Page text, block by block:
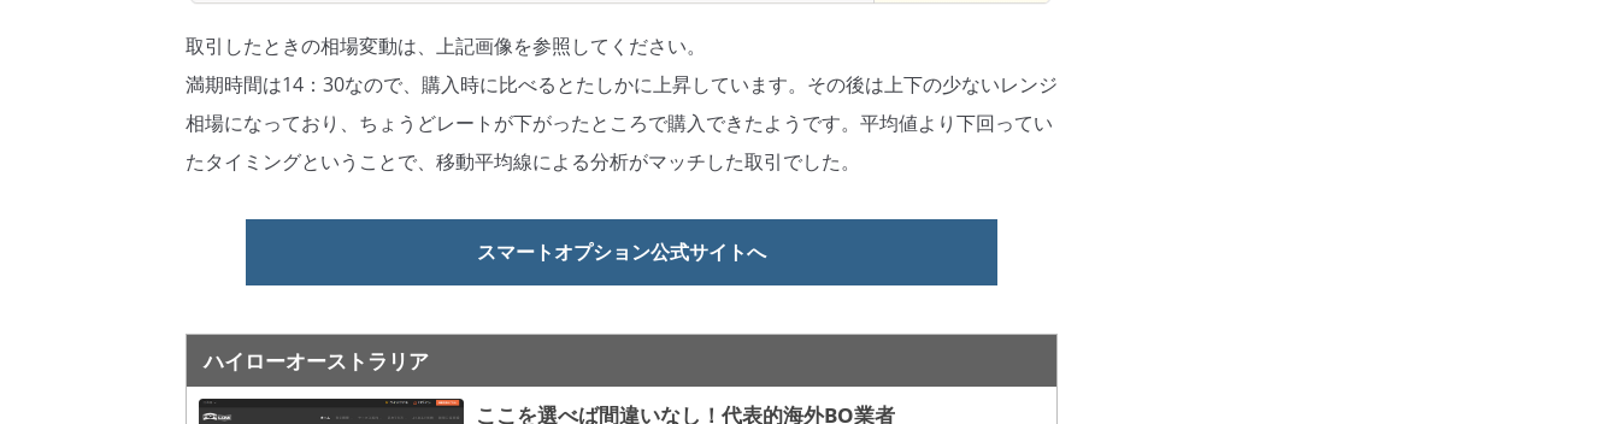
取引したときの相場変動は、上記画像を参照してください。
満期時間は14：30なので、購入時に比べるとたしかに上昇しています。その後は上下の少ないレンジ
相場になっており、ちょうどレートが下がったところで購入できたようです。平均値より下回ってい
たタイミングということで、移動平均線による分析がマッチした取引でした。
スマートオプション公式サイトへ
ハイローオーストラリア
ここを選べば間違いなし！代表的海外BO業者